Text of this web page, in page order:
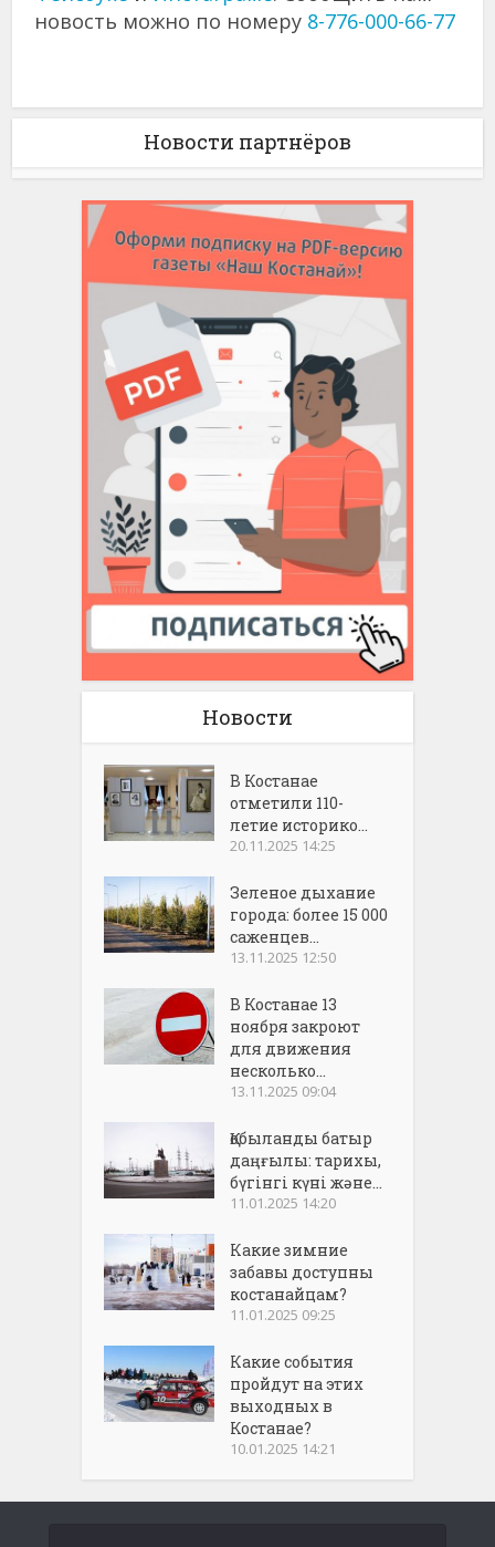
новость можно по номеру 8-776-000-66-77
Новости партнёров
Новости
В Костанае
отметили 110-
летие историко...
20.11.2025 14:25
Зеленое дыхание
города: более 15 000
саженцев...
13.11.2025 12:50
В Костанае 13
ноября закроют
для движения
несколько...
13.11.2025 09:04
Қобыланды батыр
даңғылы: тарихы,
бүгінгі күні және...
11.01.2025 14:20
Какие зимние
забавы доступны
костанайцам?
11.01.2025 09:25
Какие события
пройдут на этих
выходных в
Костанае?
10.01.2025 14:21